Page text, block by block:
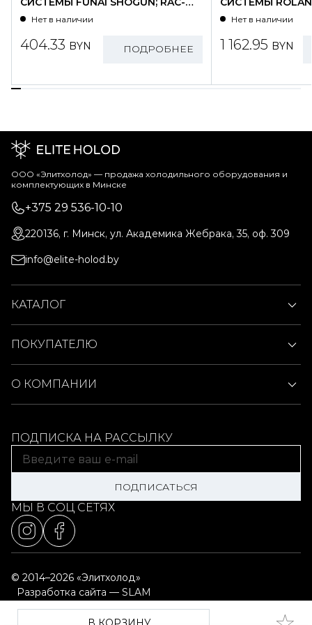
SG25HP.D01/S
Нет в наличии
404.33 BYN ПОДРОБНЕЕ
WZ09HSS/N1-
Нет в наличии
1 162.95 BYN
ООО «Элитхолод» ― продажа холодильного оборудования и
комплектующих в Минске
+375 29 536-10-10
220136, г. Минск, ул. Академика Жебрака, 35, оф. 309
info@elite-holod.by
КАТАЛОГ
ПОКУПАТЕЛЮ
О КОМПАНИИ
ПОДПИСКА НА РАССЫЛКУ
ПОДПИСАТЬСЯ
МЫ В СОЦ СЕТЯХ
© 2014–2026 «Элитхолод»
Разработка сайта — SLAM
Выбор настроек cookie